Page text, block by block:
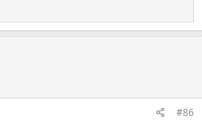
#86